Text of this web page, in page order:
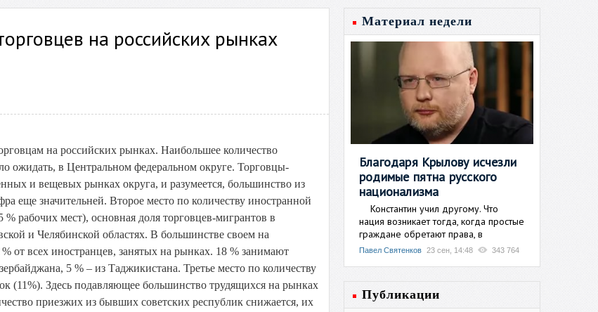
на российских рынках
на российских рынках. Наибольшее количество
ожидать, в Центральном федеральном округе. Торговцы-
и вещевых рынках округа, и разумеется, большинство из
еще значительней. Второе место по количеству иностранной
рабочих мест), основная доля торговцев-мигрантов в
и Челябинской областях. В большинстве своем на
от всех иностранцев, занятых на рынках. 18 % занимают
5 % – из Таджикистана. Третье место по количеству
(11%). Здесь подавляющее большинство трудящихся на рынках
приезжих из бывших советских республик снижается, их
Материал недели
Благодаря Крылову исчезли
родимые пятна русского
национализма
Константин учил другому. Что
нация возникает тогда, когда простые
граждане обретают права, в
Павел Святенков 23 сен, 14:48 343 764
Публикации